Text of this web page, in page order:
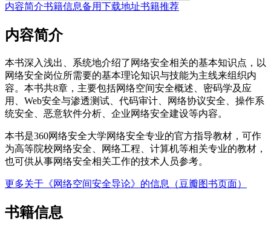
内容简介书籍信息备用下载地址书籍推荐
内容简介
本书深入浅出、系统地介绍了网络安全相关的基本知识点，以
网络安全岗位所需要的基本理论知识与技能为主线来组织内
容。本书共8章，主要包括网络空间安全概述、密码学及应
用、Web安全与渗透测试、代码审计、网络协议安全、操作系
统安全、恶意软件分析、企业网络安全建设等内容。
本书是360网络安全大学网络安全专业的官方指导教材，可作
为高等院校网络安全、网络工程、计算机等相关专业的教材，
也可供从事网络安全相关工作的技术人员参考。
更多关于《网络空间安全导论》的信息（豆瓣图书页面）
书籍信息